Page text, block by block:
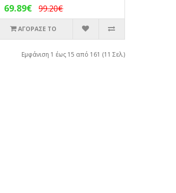
69.89€ 99.20€
ΑΓΟΡΑΣΕ ΤΟ
Εμφάνιση 1 έως 15 από 161 (11 Σελ.)